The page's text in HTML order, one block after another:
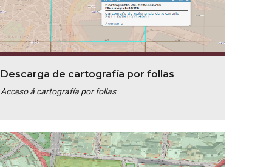
Descarga de cartografía por follas
Acceso á cartografía por follas